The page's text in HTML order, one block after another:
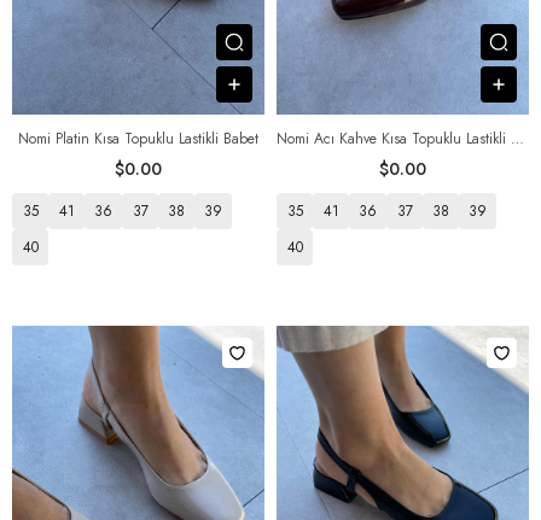
Nomi Platin Kısa Topuklu Lastikli Babet
$0.00
35 41 36 37 38
39
40
Nomi Acı Kahve Kısa Topuklu Lastikli Babet
$0.00
35 41 36 37 38
39
40